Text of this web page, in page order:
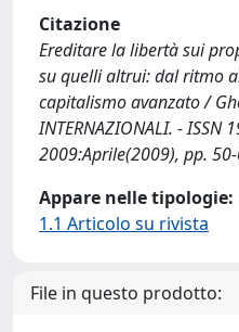
Citazione
Ereditare la libertà sui
su quelli altrui: dal ritmo
capitalismo avanzato /
INTERNAZIONALI. - ISSN
2009:Aprile(2009), pp.
Appare nelle tipologie:
1.1 Articolo su rivista
File in questo prodotto: